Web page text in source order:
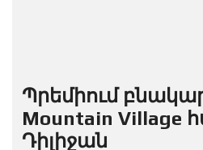
Պրեմիում
Mountain Village
Դիլիջան